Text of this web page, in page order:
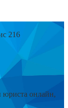
216
юриста онлайн,